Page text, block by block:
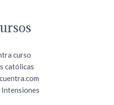
curso
católicas
Intensiones